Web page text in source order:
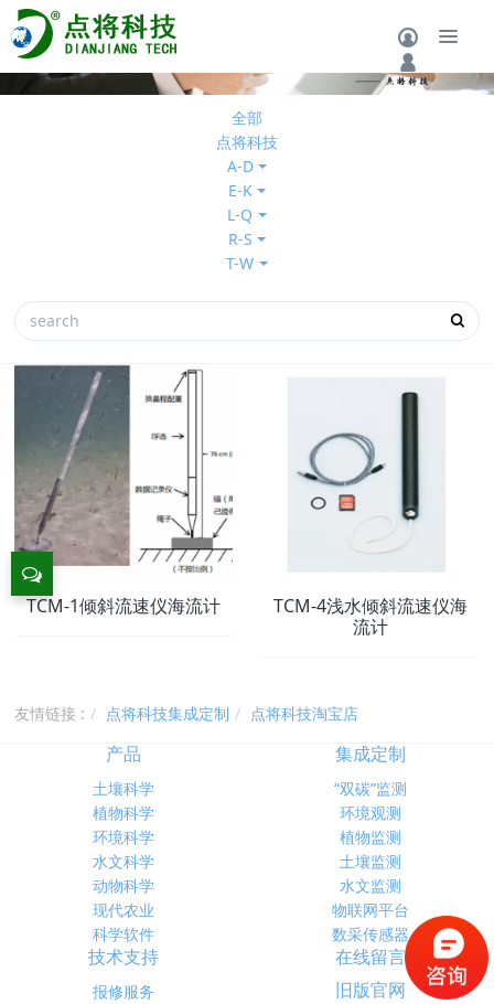
全部
点将科技
A-D
E-K
L-Q
R-S
T-W
TCM-1倾斜流速仪海流计
TCM-4浅水倾斜流速仪海
流计
友情链接 : 点将科技集成定制 点将科技淘宝店
产品
土壤科学
植物科学
环境科学
水文科学
动物科学
现代农业
科学软件
集成定制
“双碳”监测
环境观测
植物监测
土壤监测
水文监测
物联网平台
数采传感器
技术支持
报修服务
在线留言
旧版官网